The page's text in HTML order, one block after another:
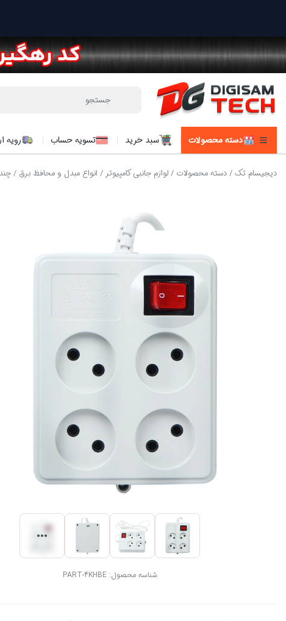
دسته محصولات سبد خرید تسویه حساب رویه
دیجیسام تک/دسته محصولات /لوازم جانبی کامپیوتر / انواع مبدل و محافظ برق /
شناسه محصول:PART-4KHBE